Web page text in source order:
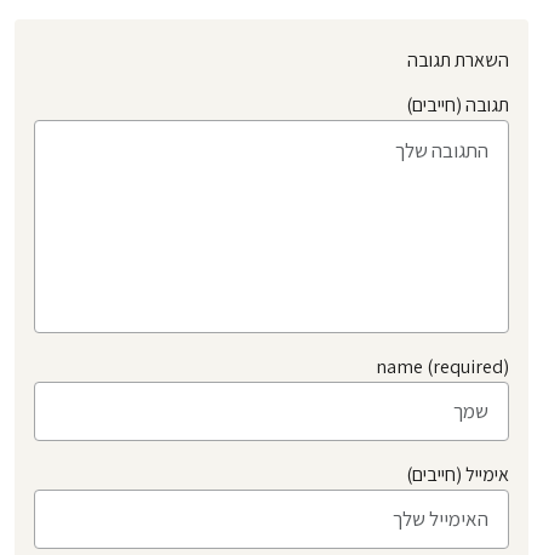
השארת תגובה
תגובה (חייבים)
name (required)
אימייל (חייבים)